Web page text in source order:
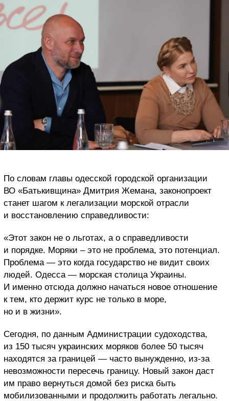
По словам главы одесской городской организации
ВО «Батькивщина» Дмитрия Жемана, законопроект
станет шагом к легализации морской отрасли
и восстановлению справедливости:
«Этот закон не о льготах, а о справедливости
и порядке. Моряки – это не проблема, это потенциал.
Проблема — это когда государство не видит своих
людей. Одесса — морская столица Украины.
И именно отсюда должно начаться новое отношение
к тем, кто держит курс не только в море,
но и в жизни».
Сегодня, по данным Администрации судоходства,
из 150 тысяч украинских моряков более 50 тысяч
находятся за границей — часто вынужденно, из-за
невозможности пересечь границу. Новый закон даст
им право вернуться домой без риска быть
мобилизованными и продолжить работать легально.